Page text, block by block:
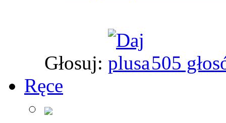
Głosuj:
505
Ręce